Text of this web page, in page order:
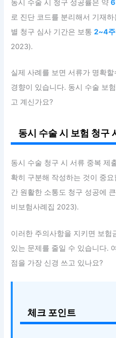
동시 수술 시 청구 성공률은 약
로 진단 코드를 분리해서 기재
별 청구 심사 기간은 보통2~4주
2023).
실제 사례를 보면 서류가 명확
경향이 있습니다. 동시 수술 보
고 계신가요?
동시 수술 시 보험 청구
동시 수술 청구 시 서류 중복 제
확히 구분해 작성하는 것이 중
간 원활한 소통도 청구 성공에
비보험사례집 2023).
이러한 주의사항을 지키면 보험
있는 문제를 줄일 수 있습니다.
점을 가장 신경 쓰고 있나요?
체크 포인트